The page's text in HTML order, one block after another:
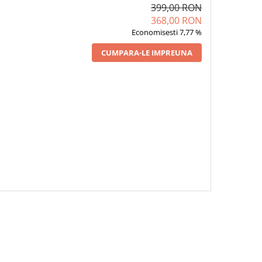
399,00 RON
368,00 RON
Economisesti 7,77 %
CUMPARA-LE IMPREUNA